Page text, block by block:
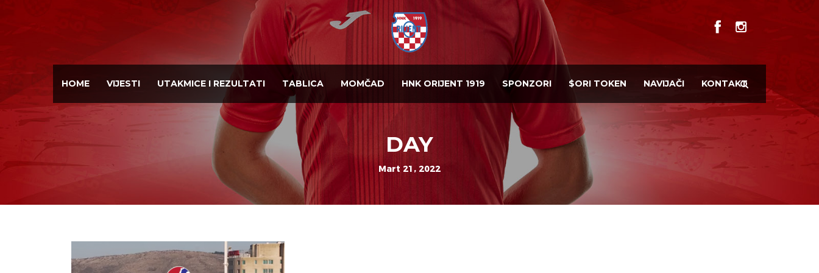
HOME VIJESTI UTAKMICE I REZULTATI TABLICA MOMČAD HNK ORIJENT 1919 SPONZORI $ORI TOKEN NAVIJAČI KONTAKT
DAY
Mart 21, 2022